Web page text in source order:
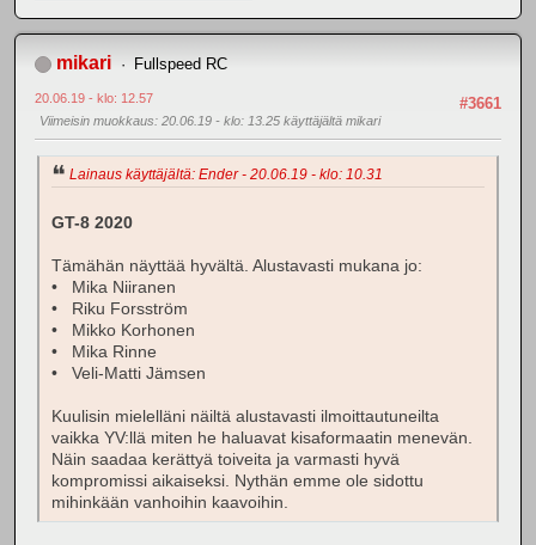
mikari Fullspeed RC
#3661
20.06.19 - klo: 12.57
Viimeisin muokkaus: 20.06.19 - klo: 13.25 käyttäjältä mikari
Lainaus käyttäjältä: Ender - 20.06.19 - klo: 10.31
GT-8 2020
Tämähän näyttää hyvältä. Alustavasti mukana jo:
• Mika Niiranen
• Riku Forsström
• Mikko Korhonen
• Mika Rinne
• Veli-Matti Jämsen
Kuulisin mielelläni näiltä alustavasti ilmoittautuneilta
vaikka YV:llä miten he haluavat kisaformaatin menevän.
Näin saadaa kerättyä toiveita ja varmasti hyvä
kompromissi aikaiseksi. Nythän emme ole sidottu
mihinkään vanhoihin kaavoihin.